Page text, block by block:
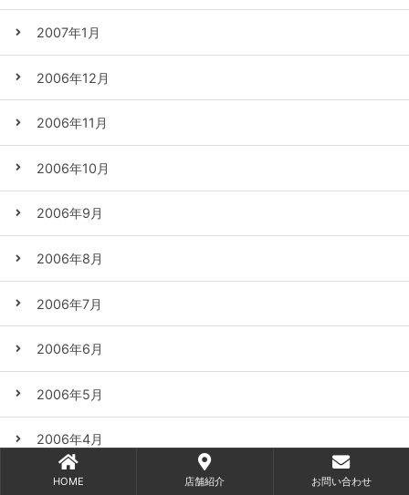
2007年1月
2006年12月
2006年11月
2006年10月
2006年9月
2006年8月
2006年7月
2006年6月
2006年5月
2006年4月
2006年3月
HOME 店舗紹介 お問い合わせ